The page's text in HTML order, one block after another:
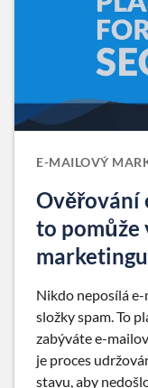
E-MAILOVÝ
Ověřování
to pomůže
Nikdo neposílá e-
složky spam. To
zabýváte e-
je proces
stavu, aby